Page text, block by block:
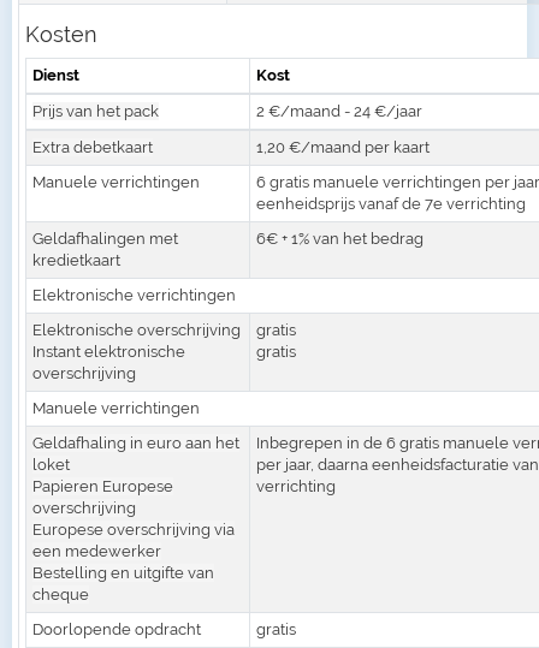
Kosten
Dienst
Kost
Prijs van het pack
2 €/maand - 24 €/jaar
Extra debetkaart
1,20 €/maand per kaart
Manuele verrichtingen
6 gratis manuele verrichtingen per
eenheidsprijs vanaf de 7e verrichting
Geldafhalingen met
kredietkaart
6€ + 1% van het bedrag
Elektronische verrichtingen
Elektronische overschrijving
Instant elektronische
overschrijving
gratis
gratis
Manuele verrichtingen
Geldafhaling in euro aan het
loket
Papieren Europese
overschrijving
Europese overschrijving via
een medewerker
Bestelling en uitgifte van
cheque
Inbegrepen in de 6 gratis manuele
per jaar, daarna eenheidsfacturatie
verrichting
Doorlopende opdracht gratis